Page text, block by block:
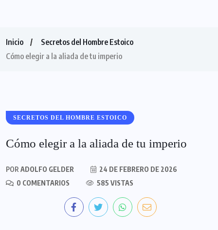
Inicio
Secretos del Hombre Estoico
Cómo elegir a la aliada de tu imperio
SECRETOS DEL HOMBRE ESTOICO
Cómo elegir a la aliada de tu imperio
POR ADOLFO GELDER
24 DE FEBRERO DE 2026
0 COMENTARIOS
585 VISTAS